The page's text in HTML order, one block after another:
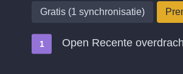
Gratis (1 synchronisatie)
Open Recente